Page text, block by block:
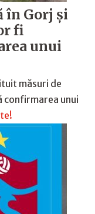
în Gorj și
fi
unui
măsuri de
confirmarea unui